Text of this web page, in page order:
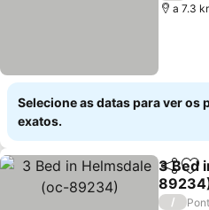
a 7.3
Selecione as datas para ver os
exatos.
Partilhar
3 Bed
/